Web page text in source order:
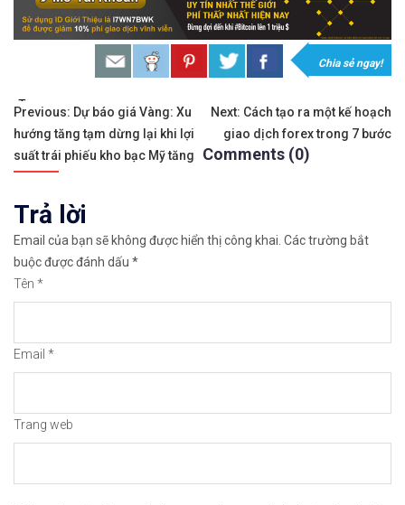
𝐗𝐨á 𝐛ỏ 𝐥𝐨 𝐥ắ𝐧𝐠 𝐤𝐡𝐢 𝐭𝐡𝐚𝐦 𝐠𝐢𝐚 𝐭𝐡ị 𝐭𝐫ườ𝐧𝐠 𝐭à𝐢 𝐜𝐡í𝐧𝐡
𝘔ở 𝘵à𝘪 𝘬𝘩𝘰ả𝘯 𝘵𝘳ê𝘯 𝘴à𝘯 𝘌𝘹𝘯𝘦𝘴𝘴 𝘜𝘺 𝘛í𝘯 𝘷à 𝘱𝘩ù
𝘔ở 𝘵à𝘪 𝘬𝘩𝘰ả𝘯 𝘵𝘳ê𝘯 𝘴à𝘯 𝘐𝘊𝘔𝘢𝘳𝘬𝘦𝘵𝘴 𝘯ổ𝘪 𝘵𝘪ế𝘯𝘨
𝘔ở 𝘵à𝘪 𝘬𝘩𝘰ả𝘯 𝘵𝘳ê𝘯 𝘴à𝘯 𝘉𝘪𝘯𝘢𝘯𝘤𝘦 𝘯ổ𝘪 𝘵𝘪ế𝘯𝘨 𝘯𝘩ấ𝘵
Cảm ơn bạn đã xem thông tin
#icmarkets #binance #exness #taichinh #dautu
Chia sẻ ngay!
Tags:
Điều
hướng
viết
Previous: Dự báo giá Vàng: Xu
hướng tăng tạm dừng lại khi lợi
suất trái phiếu kho bạc Mỹ tăng
Next: Cách tạo ra một kế hoạch
giao dịch forex trong 7 bước
Comments (0)
Trả lời
Email của bạn sẽ không được hiển thị công khai. Các trường bắt
buộc được đánh dấu *
Tên *
Email *
Trang web